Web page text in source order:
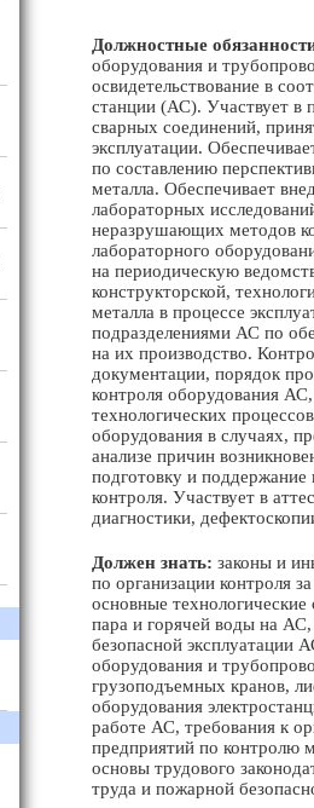
Должностные
оборудования и
освидетельствование в
станции (АС). Участвует в
сварных соединений,
эксплуатации.
по составлению
металла. Обеспечивает
лабораторных
неразрушающих методов
лабораторного
на периодическую
конструкторской,
металла в процессе
подразделениями АС по
на их производство.
документации, порядок
контроля оборудования
технологических
оборудования в случаях,
анализе причин
подготовку и поддержание
контроля. Участвует в
диагностики,
Должен знать: законы и
по организации контроля
основные
пара и горячей воды на
безопасной эксплуатации
оборудования и
грузоподъемных кранов,
оборудования
работе АС, требования к
предприятий по контролю
основы трудового
труда и пожарной